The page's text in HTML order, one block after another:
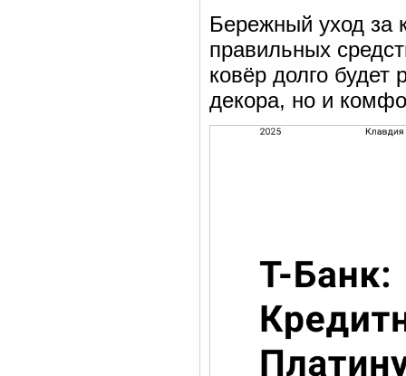
Бережный уход за
правильных
ковёр долго будет
декора, но и